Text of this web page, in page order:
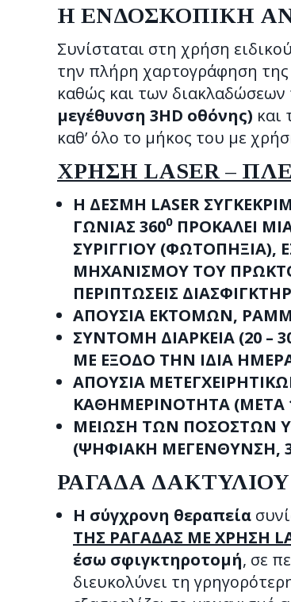
Η ΕΝΔΟΣΚΟΠΙΚΗ
Συνίσταται στη χρήση
την πλήρη χαρτογράφηση
καθώς και των
μεγέθυνση 3HD οθόνης) και
καθ’ όλο το μήκος του με
ΧΡΗΣΗ LASER –
Η ΔΕΣΜΗ LASER
ΓΩΝΙΑΣ 3600 ΠΡΟΚΑΛΕΙ
ΣΥΡΙΓΓΙΟΥ (ΦΩΤΟΠΗΞΙΑ),
ΜΗΧΑΝΙΣΜΟΥ ΤΟΥ
ΠΕΡΙΠΤΩΣΕΙΣ
ΑΠΟΥΣΙΑ ΕΚΤΟΜΩΝ,
ΣΥΝΤΟΜΗ ΔΙΑΡΚΕΙΑ (20 –
ΜΕ ΕΞΟΔΟ ΤΗΝ ΙΔΙΑ ΗΜΕΡΑ
ΑΠΟΥΣΙΑ
ΚΑΘΗΜΕΡΙΝΟΤΗΤΑ (ΜΕΤΑ
ΜΕΙΩΣΗ ΤΩΝ ΠΟΣΟΣΤΩΝ
(ΨΗΦΙΑΚΗ ΜΕΓΕΝΘΥΝΣΗ,
ΡΑΓΑΔΑ ΔΑΚΤΥΛΙΟΥ
Η σύγχρονη θεραπεία
ΤΗΣ ΡΑΓΑΔΑΣ ΜΕ ΧΡΗΣΗ
έσω σφιγκτηροτομή, σε
διευκολύνει τη